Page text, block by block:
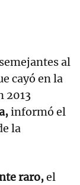
al
cayó en la
2013
informó el
la
raro,el